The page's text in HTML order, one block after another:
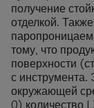
получение
отделкой.
тому, что
поверхности
с инструмента.
окружающей
0) количество